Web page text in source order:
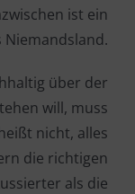
ist ein
Niemandsland.
über der
will, muss
nicht, alles
die richtigen
als die